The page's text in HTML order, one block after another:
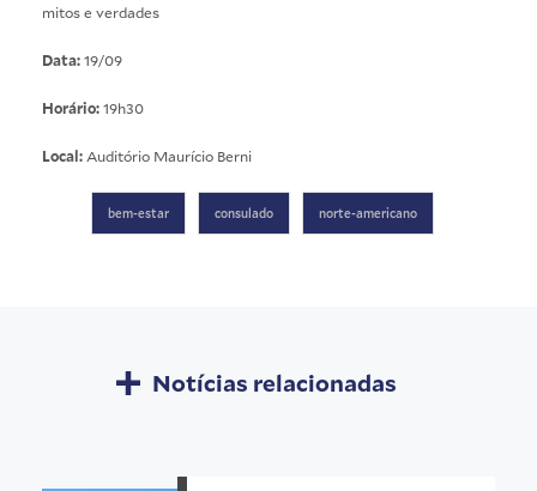
mitos e verdades
Data:19/09
Horário:19h30
Local: Auditório Maurício Berni
bem-estar consulado norte-americano
Notícias relacionadas